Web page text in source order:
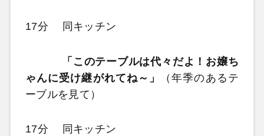
17分 同キッチン
「このテーブルは代々だよ！お嬢ち
ゃんに受け継がれてね～」
（年季のあるテ
ーブルを見て）
17分 同キッチン